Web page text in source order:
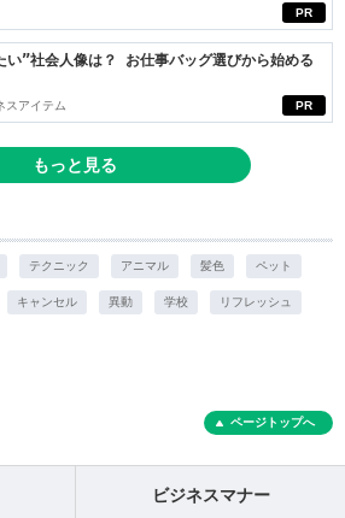
PR
PR
い”社会人像は？ お仕事バッグ選びから始める
スアイテム
もっと見る
テクニック アニマル 髪色 ペット
キャンセル 異動 学校 リフレッシュ
ページトップへ
ビジネスマナー